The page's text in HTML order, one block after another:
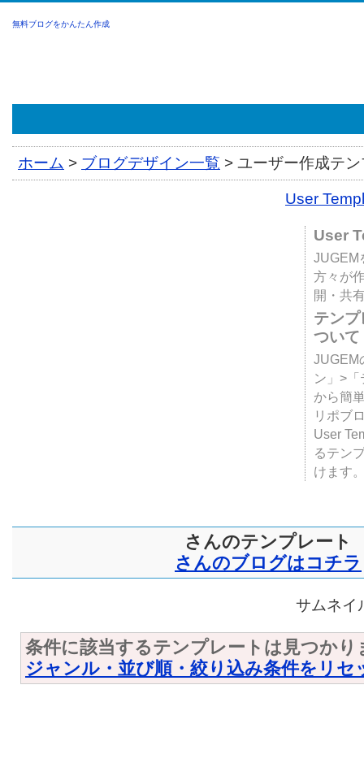
無料ブログをかんたん作成
ホーム > ブログデザイン一覧 > ユーザー作成テ
User
User
JUGEM
方々が
開・共
テン
ついて
JUGEM
ン」>
から簡
リポブ
User
るテン
けます
さんのテンプレート
さんのブログはコチラ
サムネイ
条件に該当するテンプレートは見つかり
ジャンル・並び順・絞り込み条件をリセ